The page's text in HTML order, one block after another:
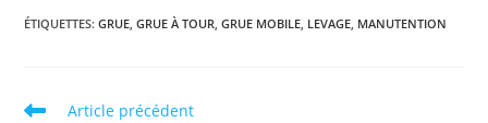
ÉTIQUETTES:GRUE, GRUE À TOUR, GRUE MOBILE, LEVAGE, MANUTENTION
Read
Article précédent